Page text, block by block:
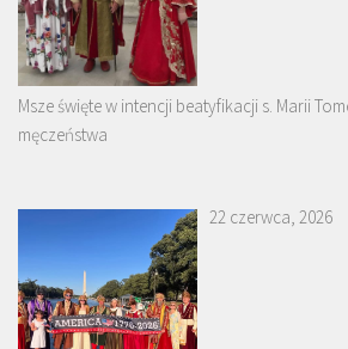
Msze święte w intencji beatyfikacji s. Marii
męczeństwa
22 czerwca, 2026